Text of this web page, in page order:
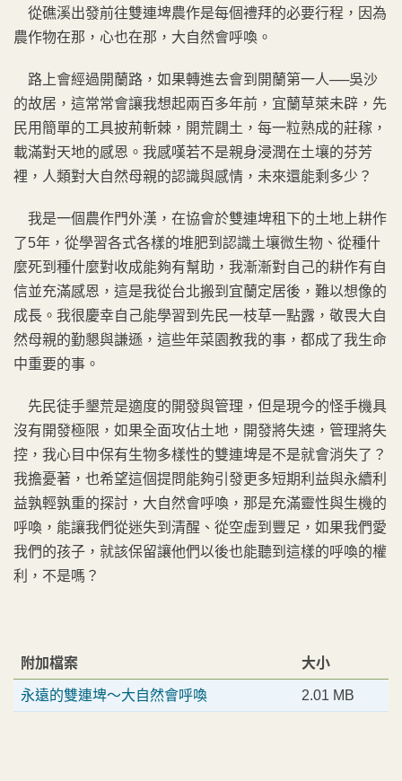
從礁溪出發前往雙連埤農作是每個禮拜的必要行程，因為
農作物在那，心也在那，大自然會呼喚。
路上會經過開蘭路，如果轉進去會到開蘭第一人──吳沙
的故居，這常常會讓我想起兩百多年前，宜蘭草萊未辟，先
民用簡單的工具披荊斬棘，開荒闢土，每一粒熟成的莊稼，
載滿對天地的感恩。我感嘆若不是親身浸潤在土壤的芬芳
裡，人類對大自然母親的認識與感情，未來還能剩多少？
我是一個農作門外漢，在協會於雙連埤租下的土地上耕作
了5年，從學習各式各樣的堆肥到認識土壤微生物、從種什
麼死到種什麼對收成能夠有幫助，我漸漸對自己的耕作有自
信並充滿感恩，這是我從台北搬到宜蘭定居後，難以想像的
成長。我很慶幸自己能學習到先民一枝草一點露，敬畏大自
然母親的勤懇與謙遜，這些年菜園教我的事，都成了我生命
中重要的事。
先民徒手墾荒是適度的開發與管理，但是現今的怪手機具
沒有開發極限，如果全面攻佔土地，開發將失速，管理將失
控，我心目中保有生物多樣性的雙連埤是不是就會消失了？
我擔憂著，也希望這個提問能夠引發更多短期利益與永續利
益孰輕孰重的探討，大自然會呼喚，那是充滿靈性與生機的
呼喚，能讓我們從迷失到清醒、從空虛到豐足，如果我們愛
我們的孩子，就該保留讓他們以後也能聽到這樣的呼喚的權
利，不是嗎？
附加檔案 大小
永遠的雙連埤～大自然會呼喚 2.01 MB